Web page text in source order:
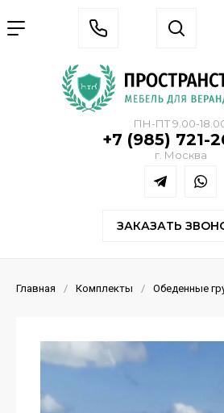
ПН-ПТ 9.00-
+7 (985) 721-
г. Москва
ЗАКАЗАТЬ
Главная / Комплекты / Обеденные